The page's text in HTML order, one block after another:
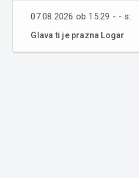
07.08.2026 ob 15:29 - - s:
Glava ti je prazna Logar